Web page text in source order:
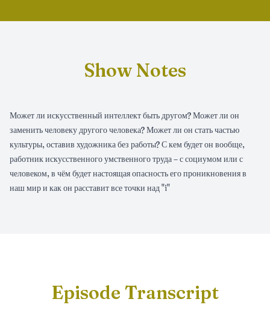
Show Notes
Может ли искусственный интеллект быть другом? Может ли он
заменить человеку другого человека? Может ли он стать частью
культуры, оставив художника без работы? С кем будет он вообще,
работник искусственного умственного труда – с социумом или с
человеком, в чём будет настоящая опасность его проникновения в
наш мир и как он расставит все точки над "i"
Episode Transcript